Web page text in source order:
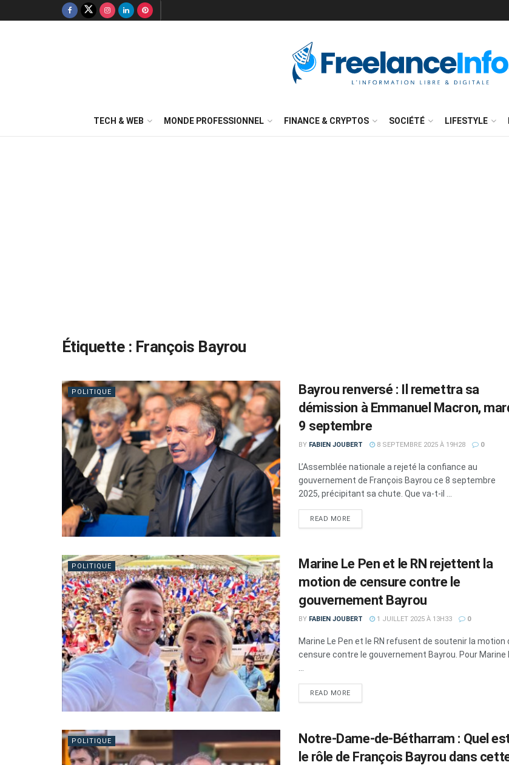
TECH & WEB MONDE PROFESSIONNEL FINANCE & CRYPTOS SOCIÉTÉ LIFESTYLE
Étiquette : François Bayrou
POLITIQUE
Bayrou renversé : Il remettra sa
démission à Emmanuel Macron,
9 septembre
BY FABIEN JOUBERT 8 SEPTEMBRE 2025 À 19H28 0
L’Assemblée nationale a rejeté la confiance au
gouvernement de François Bayrou ce 8 septembre
2025, précipitant sa chute. Que va-t-il ...
READ MOREDETAILS
POLITIQUE
Marine Le Pen et le RN rejettent la
motion de censure contre le
gouvernement Bayrou
BY FABIEN JOUBERT 1 JUILLET 2025 À 13H33 0
Marine Le Pen et le RN refusent de soutenir la motion
censure contre le gouvernement Bayrou. Pour Marine
...
READ MOREDETAILS
POLITIQUE
Notre-Dame-de-Bétharram : Quel
le rôle de François Bayrou dans